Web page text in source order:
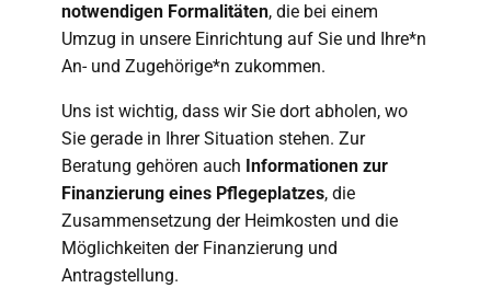
notwendigen Formalitäten, die bei einem
Umzug in unsere Einrichtung auf Sie und Ihre*n
An- und Zugehörige*n zukommen.
Uns ist wichtig, dass wir Sie dort abholen, wo
Sie gerade in Ihrer Situation stehen. Zur
Beratung gehören auch Informationen zur
Finanzierung eines Pflegeplatzes, die
Zusammensetzung der Heimkosten und die
Möglichkeiten der Finanzierung und
Antragstellung.